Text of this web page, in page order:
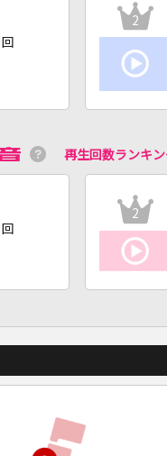
回
2
再生回数ランキ
回
2